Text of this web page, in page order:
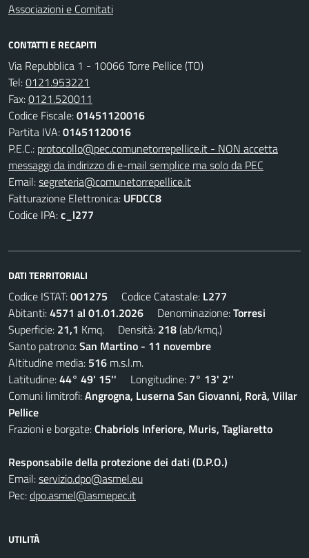
Associazioni e Comitati
CONTATTI E RECAPITI
Via Repubblica 1 - 10066 Torre Pellice (TO)
Tel:0121.953221
Fax:0121.520011
Codice Fiscale:01451120016
Partita IVA:01451120016
P.E.C.: protocollo@pec.comunetorrepellice.it - NON accetta
messaggi da indirizzo di e-mail semplice ma solo da PEC
Email:segreteria@comunetorrepellice.it
Fatturazione Elettronica: UFDCC8
Codice IPA:c_l277
DATI TERRITORIALI
Codice ISTAT:001275 Codice Catastale: L277
Abitanti:4571 al 01.01.2026 Denominazione:Torresi
Superficie: 21,1 Kmq. Densità: 218(ab/kmq.)
Santo patrono:San Martino - 11 novembre
Altitudine media: 516 m.s.l.m.
Latitudine:44° 49' 15'' Longitudine: 7° 13' 2''
Comuni limitrofi:Angrogna, Luserna San Giovanni, Rorà, Villar
Pellice
Frazioni e borgate:Chabriols Inferiore, Muris, Tagliaretto
Responsabile della protezione dei dati (D.P.O.)
Email:servizio.dpo@asmel.eu
Pec:dpo.asmel@asmepec.it
UTILITÀ